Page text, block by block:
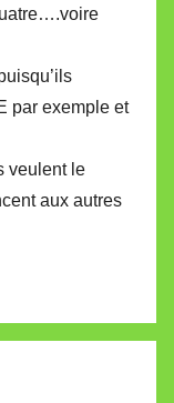
par exemple et
veulent le
aux autres